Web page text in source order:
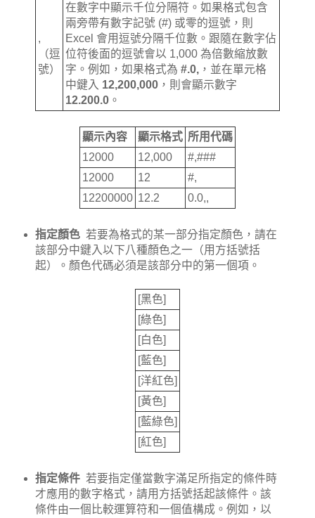
,
（逗
號）
在數字中顯示千位分隔符。如果格式包含
兩旁帶有數字記號 (#) 或零的逗號，則
Excel 會用逗號分隔千位數。跟隨在數字佔
位符後面的逗號會以 1,000 為倍數縮放數
字。例如，如果格式為 #.0, ，並在單元格
中鍵入 12,200,000 ，則會顯示數字
12.200.0 。
顯示內容 顯示格式 所用代碼
12000
12,000
#,###
12000
12
#,
12200000 12.2 0.0,,
指定顏色若要為格式的某一部分指定顏色，請在
該部分中鍵入以下八種顏色之一（用方括號括
起）。顏色代碼必須是該部分中的第一個項。
[黑色]
[綠色]
[白色]
[藍色]
[洋紅色]
[黃色]
[藍綠色]
[紅色]
指定條件若要指定僅當數字滿足所指定的條件時
才應用的數字格式，請用方括號括起該條件。該
條件由一個比較運算符和一個值構成。例如，以